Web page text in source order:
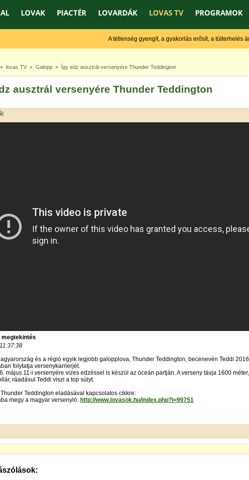
LOVAK PIACTÉR LOVARDÁK LOVAS TV PROGRAMOK
A tétlenség gyengít, a gyakorlás erősít, a túlterhelés
» lovas TV » Galopp » Így edz ausztrál versenyére Thunder Teddington
ausztrál versenyére Thunder Teddington
megtekintés
és a régió egyik legjobb galopplova, Thunder Teddington, becenevén Teddi
folytatja versenykarrierjét.
május 11-i versenyére vizes edzéssel is készül az óceán partján. A verseny távja 1600
ráadásul Teddi viszi a top súlyt.
Teddington eladásával kapcsolatos cikkre:
megy a magyar versenyló: http://www.lovasok.hu/index.php?i=99751